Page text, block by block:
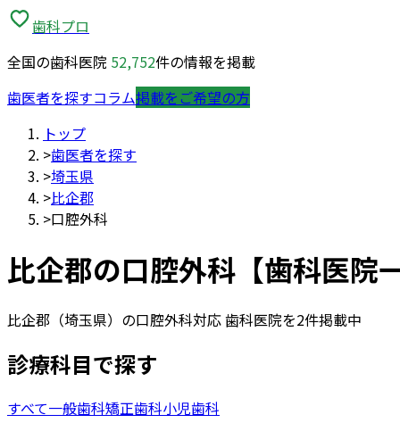
歯科プロ
全国の歯科医院 52,752件の情報を掲載
歯医者を探すコラム掲載をご希望の方
トップ
>歯医者を探す
>埼玉県
>比企郡
>口腔外科
比企郡の口腔外科 【歯科医院
比企郡 （埼玉県）の口腔外科対応 歯科医院を2件掲載中
診療科目で探す
すべて一般歯科矯正歯科小児歯科